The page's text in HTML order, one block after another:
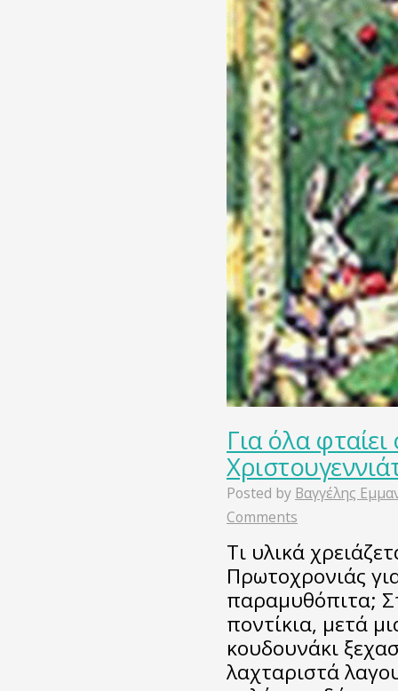
Για όλα
Posted by Βαγγέλης
Comments
Tι υλικά
Πρωτοχρονιάς
παραμυθόπιτα;
ποντίκια, μετά
κουδουνάκι
λαχταριστά